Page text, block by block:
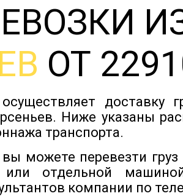
ОТ
доставку
Ниже указаны
транспорта.
можете перевезти
отдельной
компании по